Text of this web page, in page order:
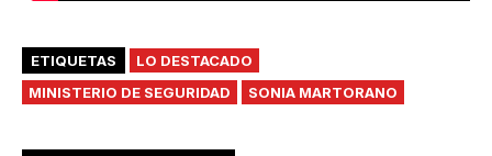
ETIQUETAS
LO DESTACADO
MINISTERIO DE SEGURIDAD
SONIA MARTORANO